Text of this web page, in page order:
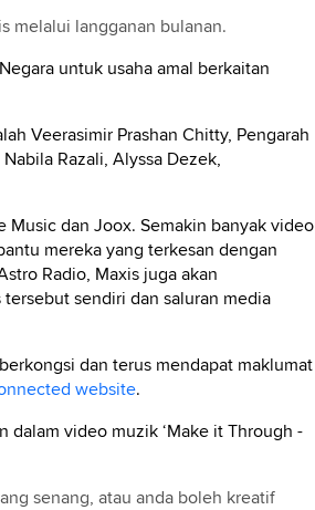
melalui langganan bulanan.
untuk usaha amal berkaitan
Veerasimir Prashan Chitty, Pengarah
Razali, Alyssa Dezek,
dan Joox. Semakin banyak video
mereka yang terkesan dengan
Radio, Maxis juga akan
sendiri dan saluran media
dan terus mendapat maklumat
website.
dalam video muzik ‘Make it Through -
senang, atau anda boleh kreatif